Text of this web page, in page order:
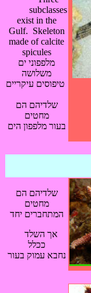
subclasses
exist in the
Gulf. Skeleton
made of calcite
spicules
מלפפוני ים
משלושה
טיפוסים עיקריים
שלדיהם הם
מחטים
בעור מלפפון הים
שלדיהם הם
מחטים
המתחברים יחד
ככלל
נחבא עמוק בעור